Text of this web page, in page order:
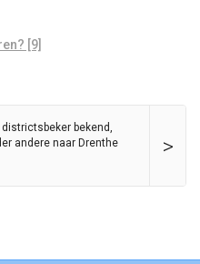
[9]
>
bekend,
andere naar Drenthe